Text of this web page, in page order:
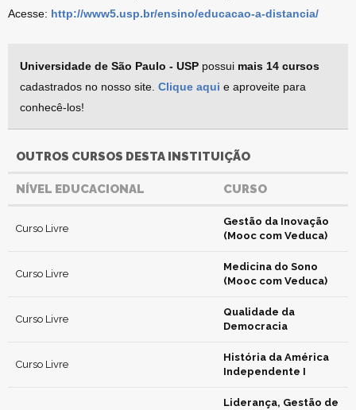
Acesse: http://www5.usp.br/ensino/educacao-a-distancia/
Universidade de São Paulo - USP possui mais 14 cursos
cadastrados no nosso site. Clique aqui e aproveite para
conhecê-los!
OUTROS CURSOS DESTA INSTITUIÇÃO
NÍVEL EDUCACIONAL CURSO
Curso Livre
Gestão da Inovação
(Mooc com Veduca)
Curso Livre
Medicina do Sono
(Mooc com Veduca)
Curso Livre
Qualidade da
Democracia
Curso Livre
História da América
Independente I
Liderança, Gestão de